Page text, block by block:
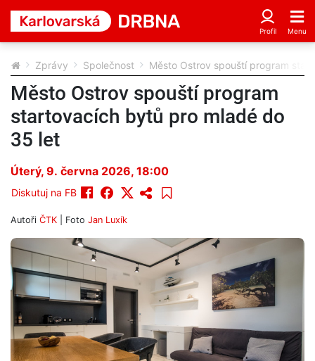
Zprávy Společnost Město Ostrov spouští program
Město Ostrov spouští program
startovacích bytů pro mladé do
35 let
Úterý, 9. června 2026, 18:00
Diskutuj na FB
Autoři ČTK | Foto Jan Luxík